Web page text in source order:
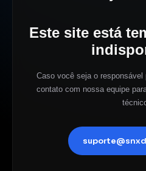
Este site está
Caso você seja o responsável
contato com nossa equipe